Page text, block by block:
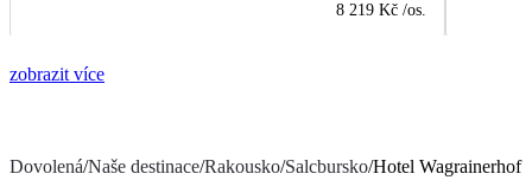
8 219 Kč /os.
zobrazit více
Dovolená/Naše destinace/Rakousko/Salcbursko/Hotel Wagrainerhof